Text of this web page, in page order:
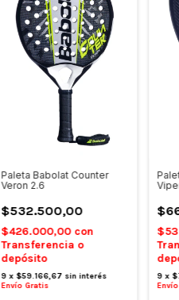
Paleta Babolat Counter
Veron 2.6
$532.500,00
$426.000,00 con
Transferencia o
depósito
9 x$59.166,67 sin interés
Envío Gratis
9 x